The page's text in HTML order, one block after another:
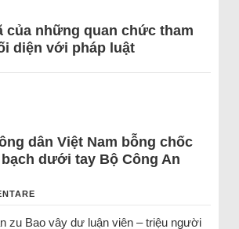
của những quan chức tham
diện với pháp luật
dân Việt Nam bỗng chốc
dưới tay Bộ Công An
zu Bao vây dư luận viên – triệu người